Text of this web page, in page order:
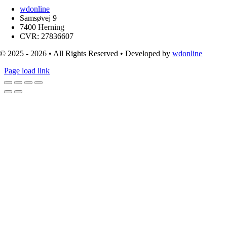
wdonline
Samsøvej 9
7400 Herning
CVR: 27836607
© 2025 - 2026 • All Rights Reserved • Developed bywdonline
Page load link